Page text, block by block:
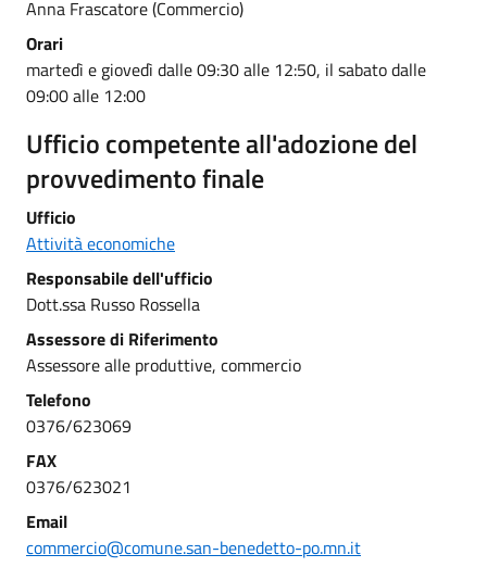
Anna Frascatore (Commercio)
Orari
martedì e giovedì dalle 09:30 alle 12:50, il sabato dalle
09:00 alle 12:00
Ufficio competente all'adozione del
provvedimento finale
Ufficio
Attività economiche
Responsabile dell'ufficio
Dott.ssa Russo Rossella
Assessore di Riferimento
Assessore alle produttive, commercio
Telefono
0376/623069
FAX
0376/623021
Email
commercio@comune.san-benedetto-po.mn.it